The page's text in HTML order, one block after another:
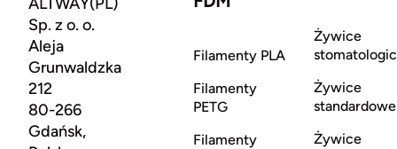
Sp. z o. o.
Aleja
Grunwaldzka
212
80-266
Gdańsk,
Filamenty PLA
Filamenty
PETG
Filamenty
Żywice
Żywice
standardowe
Żywice